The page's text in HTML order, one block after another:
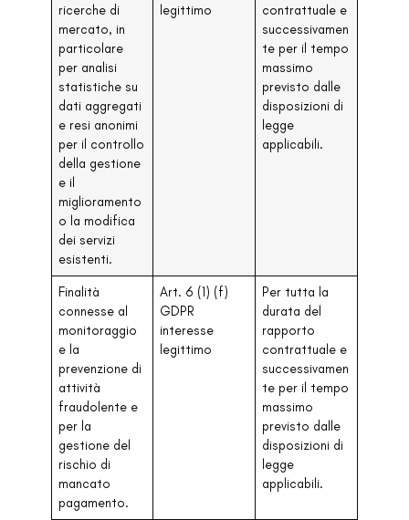
ricerche di
mercato, in
particolare
per analisi
statistiche su
dati aggregati
e resi anonimi
per il controllo
della gestione
e il
miglioramento
o la modifica
dei servizi
esistenti.
legittimo
contrattuale e
successivamen
te per il tempo
massimo
previsto dalle
disposizioni di
legge
applicabili.
Finalità
connesse al
monitoraggio
e la
prevenzione di
attività
fraudolente e
per la
gestione del
rischio di
mancato
pagamento.
Art. 6 (1) (f)
GDPR
interesse
legittimo
Per tutta la
durata del
rapporto
contrattuale e
successivamen
te per il tempo
massimo
previsto dalle
disposizioni di
legge
applicabili.